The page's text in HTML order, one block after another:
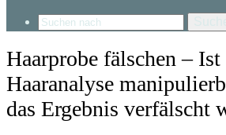
Haarprobe fälschen – Ist
Haaranalyse
das Ergebnis verfälscht